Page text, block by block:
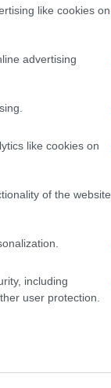
like cookies on
advertising
like cookies on
of the website
including
user protection.